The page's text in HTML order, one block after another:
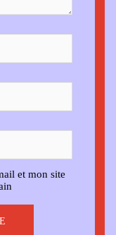
et mon site